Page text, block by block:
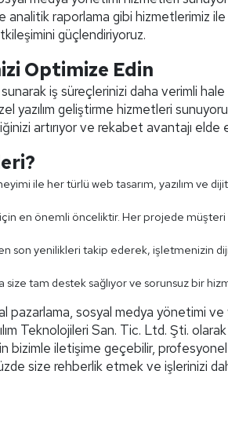
analitik raporlama gibi hizmetlerimiz
güçlendiriyoruz.
Optimize Edin
iş süreçlerinizi daha verimli
yazılım geliştirme hizmetleri
artırıyor ve rekabet avantajı elde
ile her türlü web tasarım, yazılım ve
en önemli önceliktir. Her projede müşteri
son yenilikleri takip ederek, işletmenizin
size tam destek sağlıyor ve sorunsuz bir
sosyal medya yönetimi ve
Teknolojileri San. Tic. Ltd. Şti.
bizimle iletişime geçebilir,
size rehberlik etmek ve işlerinizi